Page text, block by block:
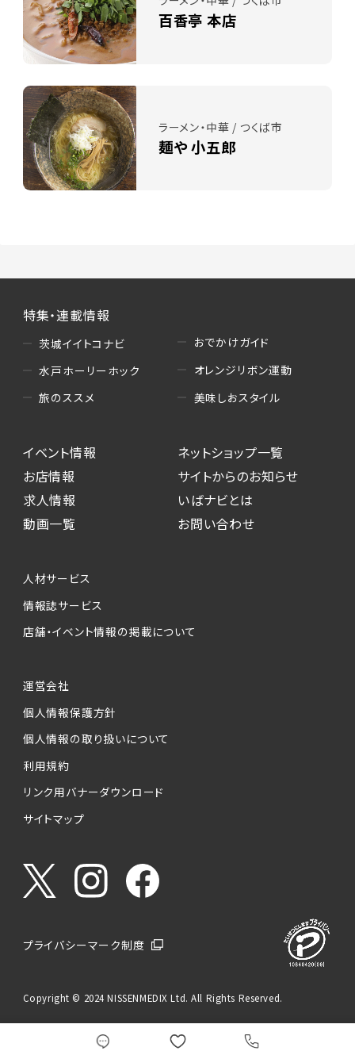
百香亭 本店
ラーメン・中華 / つくば市
麺や 小五郎
特集・連載情報
茨城イイトコナビ
水戸ホーリーホック
旅のススメ
おでかけガイド
オレンジリボン運動
美味しおスタイル
イベント情報
お店情報
求人情報
動画一覧
ネットショップ一覧
サイトからのお知らせ
いばナビとは
お問い合わせ
人材サービス
情報誌サービス
店舗・イベント情報の掲載について
運営会社
個人情報保護方針
個人情報の取り扱いについて
利用規約
リンク用バナーダウンロード
サイトマップ
プライバシーマーク制度
Copyright © 2024 NISSENMEDIX Ltd. All Rights Reserved.